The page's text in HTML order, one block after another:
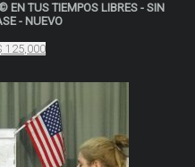
EN TUS TIEMPOS LIBRES - SIN
- NUEVO
$ 175,000.
125,000El
actual
es:
$ 125,000.